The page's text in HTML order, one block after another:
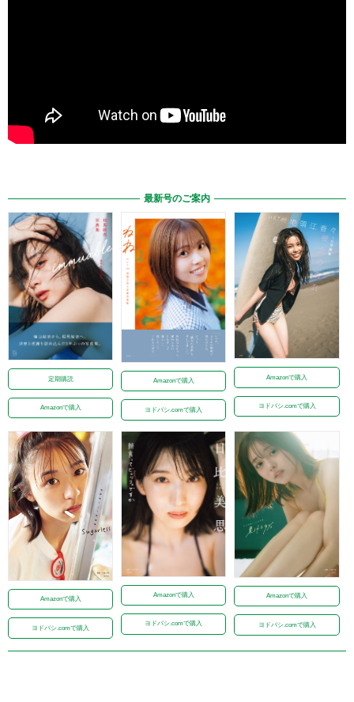
最新号のご案内
定期購読
Amazonで購入
Amazonで購入
ヨドバシ.comで購入
Amazonで購入
ヨドバシ.comで購入
Amazonで購入
ヨドバシ.comで購入
Amazonで購入
ヨドバシ.comで購入
Amazonで購入
ヨドバシ.comで購入